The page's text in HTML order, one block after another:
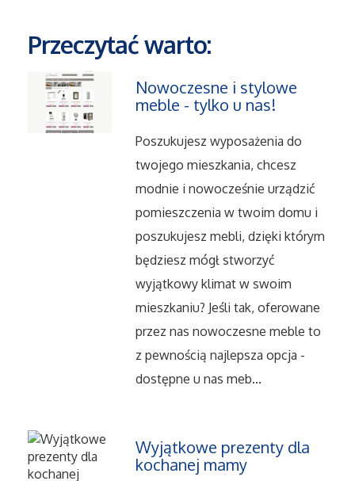
Maszyny
Narzędzia
Przeprowadzki
Transport
Części Samochodowe
Usługi Motoryzacyjne
Salony, Komisy
Agencje Reklamowe
Przeczytać warto:
Nowoczesne i stylowe
meble - tylko u nas!
Poszukujesz wyposażenia do
twojego mieszkania, chcesz
modnie i nowocześnie urządzić
pomieszczenia w twoim domu i
poszukujesz mebli, dzięki którym
będziesz mógł stworzyć
wyjątkowy klimat w swoim
mieszkaniu? Jeśli tak, oferowane
przez nas nowoczesne meble to
z pewnością najlepsza opcja -
dostępne u nas meb...
Wyjątkowe prezenty dla
kochanej mamy